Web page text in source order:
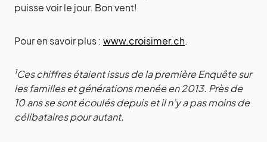
puisse voir le jour. Bon vent!
Pour en savoir plus : www.croisimer.ch.
1Ces chiffres étaient issus de la première Enquête sur
les familles et générations menée en 2013. Près de
10 ans se sont écoulés depuis et il n’y a pas moins de
célibataires pour autant.